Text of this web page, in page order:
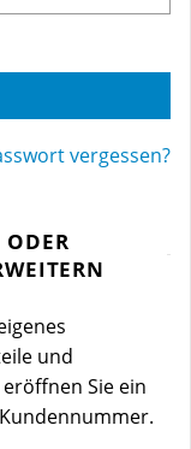
vergessen?
und
Sie ein